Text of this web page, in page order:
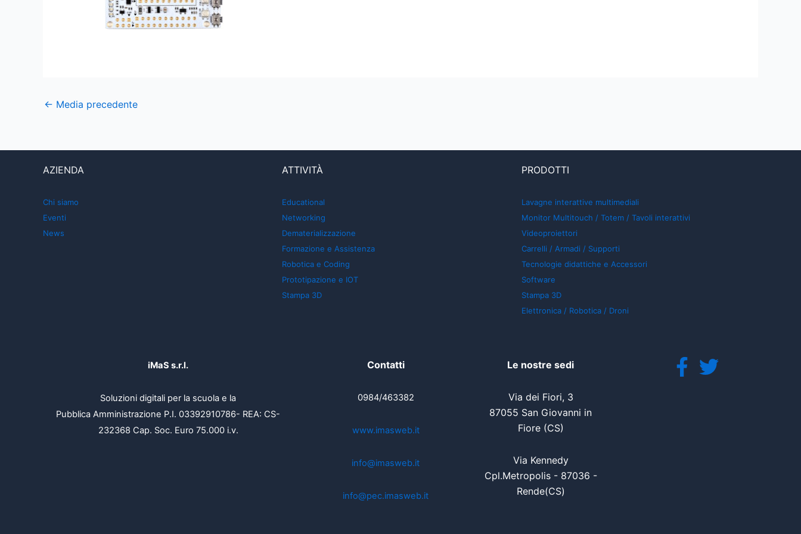
← Media precedente
AZIENDA
Chi siamo
Eventi
News
ATTIVITÀ
Educational
Networking
Dematerializzazione
Formazione e Assistenza
Robotica e Coding
Prototipazione e IOT
Stampa 3D
PRODOTTI
Lavagne interattive multimediali
Monitor Multitouch / Totem / Tavoli interattivi
Videoproiettori
Carrelli / Armadi / Supporti
Tecnologie didattiche e Accessori
Software
Stampa 3D
Elettronica / Robotica / Droni
iMaS s.r.l.
Soluzioni digitali per la scuola e la
Pubblica Amministrazione P.I. 03392910786- REA: CS-
232368 Cap. Soc. Euro 75.000 i.v.
Contatti
0984/463382
www.imasweb.it
info@imasweb.it
info@pec.imasweb.it
Le nostre sedi
Via dei Fiori, 3
87055 San Giovanni in
Fiore (CS)
Via Kennedy
Cpl.Metropolis - 87036 -
Rende(CS)